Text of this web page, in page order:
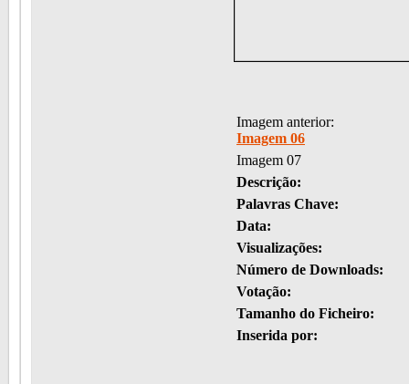
Imagem anterior:
Imagem 06
Imagem 07
Descrição:
Palavras Chave:
Data:
Visualizações:
Número de Downloads:
Votação:
Tamanho do Ficheiro:
Inserida por: